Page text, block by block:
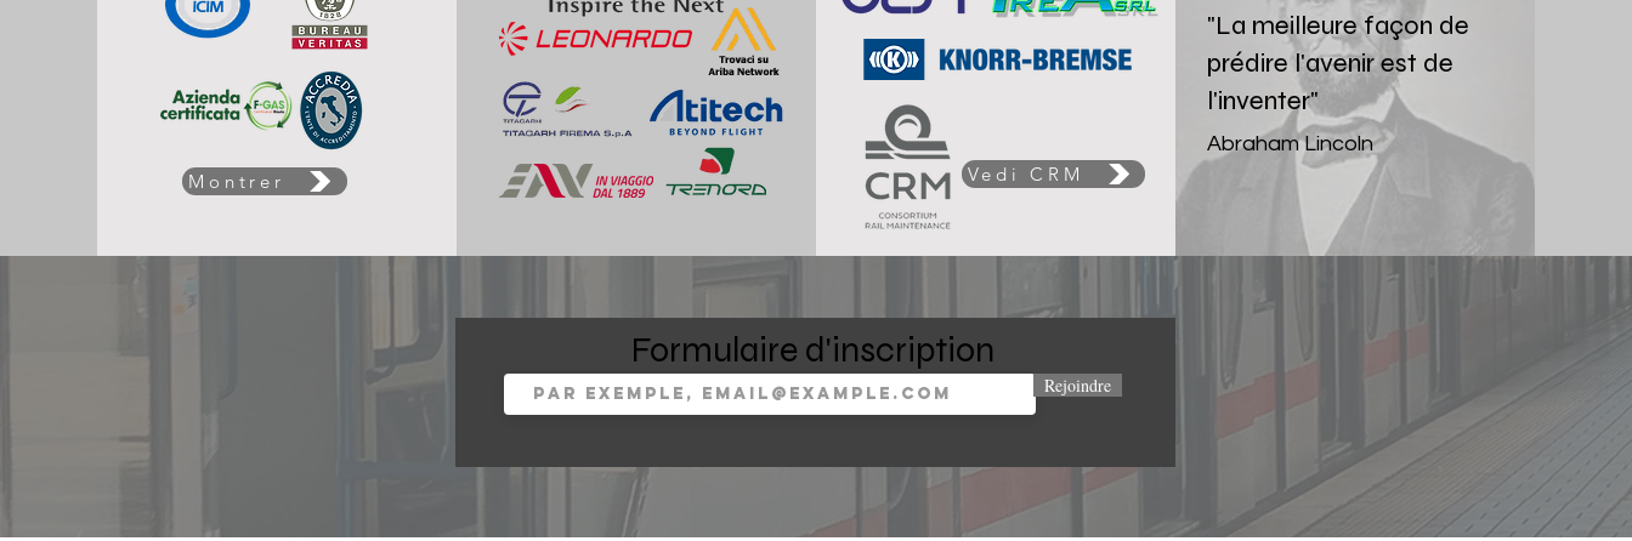
Montrer Vedi CRM
"La meilleure façon de
prédire l'avenir est de
l'inventer"
Abraham Lincoln
Formulaire d'inscription
Rejoindre